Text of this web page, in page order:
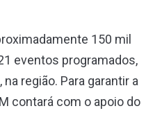
150 mil
eventos programados,
região. Para garantir a
contará com o apoio do